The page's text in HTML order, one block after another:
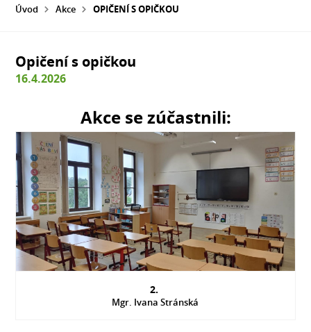
Úvod Akce OPIČENÍ S OPIČKOU
Opičení s opičkou
16.4.2026
Akce se zúčastnili:
2.
Mgr. Ivana Stránská